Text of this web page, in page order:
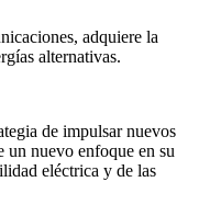
adquiere la
alternativas.
de impulsar nuevos
un nuevo enfoque en su
eléctrica y de las